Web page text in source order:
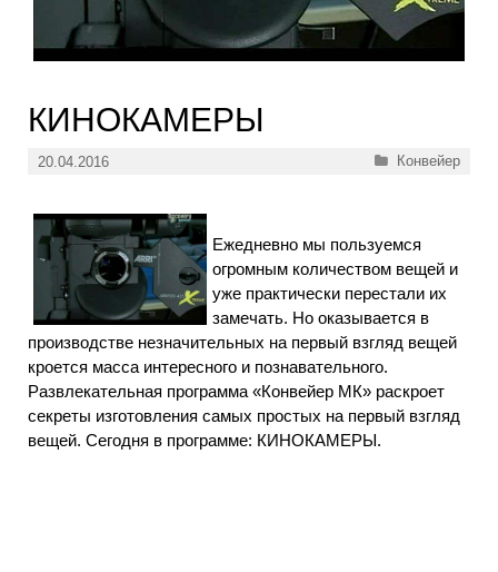
КИНОКАМЕРЫ
20.04.2016 Рубрики
Конвейер
Ежедневно мы пользуемся
огромным количеством вещей и
уже практически перестали их
замечать. Но оказывается в
производстве незначительных на первый взгляд вещей
кроется масса интересного и познавательного.
Развлекательная программа «Конвейер МК» раскроет
секреты изготовления самых простых на первый взгляд
вещей. Сегодня в программе: КИНОКАМЕРЫ.